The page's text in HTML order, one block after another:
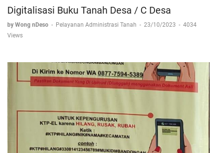
Digitalisasi Buku Tanah Desa / C Desa
by Wong nDeso - Pelayanan Administrasi Tanah - 23/10/2023 - 4034
Views